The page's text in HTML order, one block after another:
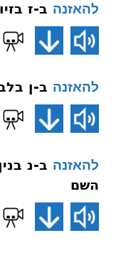
להאזנה ב-ז
להאזנה ב-ן
להאזנה ב-נ
השם